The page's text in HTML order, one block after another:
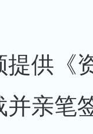
提供《
并亲笔